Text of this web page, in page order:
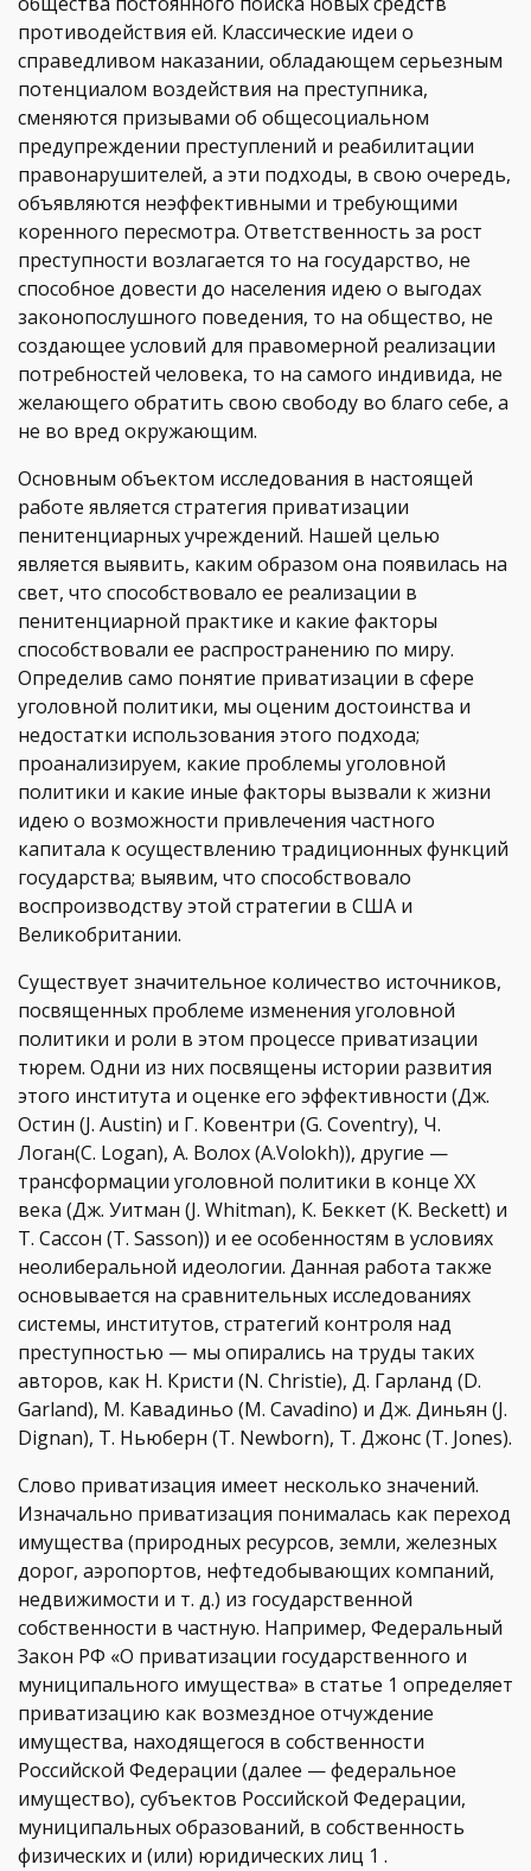
противодействия ей. Классические идеи о
справедливом наказании, обладающем серьезным
потенциалом воздействия на преступника,
сменяются призывами об общесоциальном
предупреждении преступлений и реабилитации
правонарушителей, а эти подходы, в свою очередь,
объявляются неэффективными и требующими
коренного пересмотра. Ответственность за рост
преступности возлагается то на государство, не
способное довести до населения идею о выгодах
законопослушного поведения, то на общество, не
создающее условий для правомерной реализации
потребностей человека, то на самого индивида, не
желающего обратить свою свободу во благо себе, а
не во вред окружающим.
Основным объектом исследования в настоящей
работе является стратегия приватизации
пенитенциарных учреждений. Нашей целью
является выявить, каким образом она появилась на
свет, что способствовало ее реализации в
пенитенциарной практике и какие факторы
способствовали ее распространению по миру.
Определив само понятие приватизации в сфере
уголовной политики, мы оценим достоинства и
недостатки использования этого подхода;
проанализируем, какие проблемы уголовной
политики и какие иные факторы вызвали к жизни
идею о возможности привлечения частного
капитала к осуществлению традиционных функций
государства; выявим, что способствовало
воспроизводству этой стратегии в США и
Великобритании.
Существует значительное количество источников,
посвященных проблеме изменения уголовной
политики и роли в этом процессе приватизации
тюрем. Одни из них посвящены истории развития
этого института и оценке его эффективности (Дж.
Остин (J. Austin) и Г. Ковентри (G. Coventry), Ч.
Логан(C. Logan), А. Волох (A.Volokh)), другие —
трансформации уголовной политики в конце ХХ
века (Дж. Уитман (J. Whitman), К. Беккет (K. Beckett) и
Т. Сассон (T. Sasson)) и ее особенностям в условиях
неолиберальной идеологии. Данная работа также
основывается на сравнительных исследованиях
системы, институтов, стратегий контроля над
преступностью — мы опирались на труды таких
авторов, как Н. Кристи (N. Christie), Д. Гарланд (D.
Garland), М. Кавадиньо (M. Cavadino) и Дж. Диньян (J.
Dignan), Т. Ньюберн (T. Newborn), Т. Джонс (T. Jones).
Слово приватизация имеет несколько значений.
Изначально приватизация понималась как переход
имущества (природных ресурсов, земли, железных
дорог, аэропортов, нефтедобывающих компаний,
недвижимости и т. д.) из государственной
собственности в частную. Например, Федеральный
Закон РФ «О приватизации государственного и
муниципального имущества» в статье 1 определяет
приватизацию как возмездное отчуждение
имущества, находящегося в собственности
Российской Федерации (далее — федеральное
имущество), субъектов Российской Федерации,
муниципальных образований, в собственность
физических и (или) юридических лиц 1 .